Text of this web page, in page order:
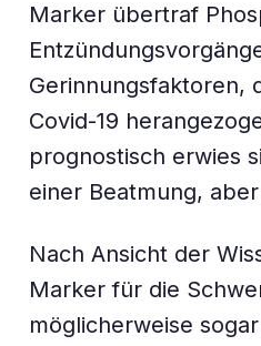
Marker übertraf
Gerinnungsfaktoren,
Covid-19
prognostisch erwies
einer Beatmung,
Nach Ansicht der
Marker für die
möglicherweise